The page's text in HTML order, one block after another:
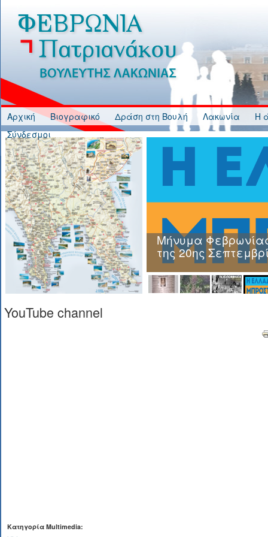
Αρχική Βιογραφικό Δράση στη Βουλή Λακωνία
Η
Σύνδεσμοι
Μήνυμα
της 20ης
YouTube channel
Κατηγορία Multimedia: